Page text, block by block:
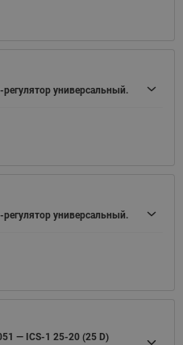
регулятор универсальный.
регулятор универсальный.
— ICS-1 25-20 (25 D)